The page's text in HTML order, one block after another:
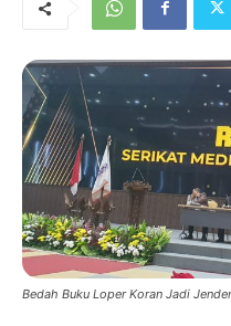
Bedah Buku Loper Koran Jadi